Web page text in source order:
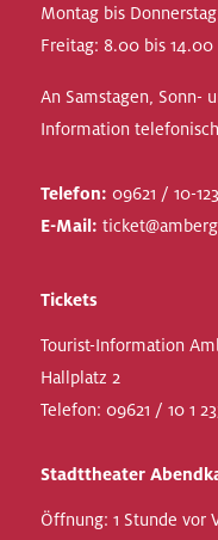
Montag bis
Freitag: 8.00 bis 14.00
An Samstagen, Sonn-
Information
Telefon: 09621 / 10-
E-Mail:
Tickets
Tourist-Information
Hallplatz 2
Telefon: 09621 / 10 1
Stadttheater
Öffnung: 1 Stunde vor